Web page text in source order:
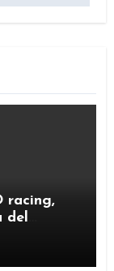
racing,
del